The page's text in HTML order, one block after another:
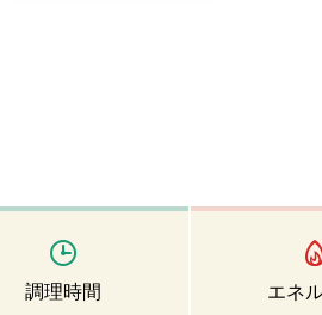
調理時間 エネ